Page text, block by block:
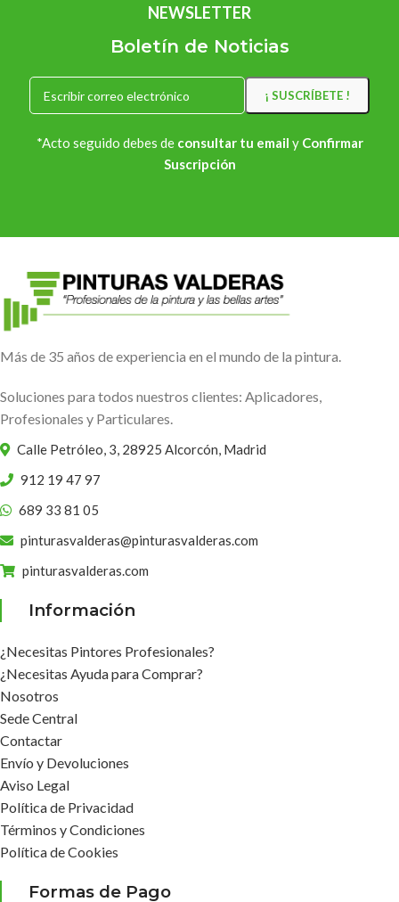
NEWSLETTER
Boletín de Noticias
*Acto seguido debes de consultar tu email y Confirmar
Suscripción
Más de 35 años de experiencia en el mundo de la pintura.
Soluciones para todos nuestros clientes: Aplicadores,
Profesionales y Particulares.
Calle Petróleo, 3, 28925 Alcorcón, Madrid
912 19 47 97
689 33 81 05
pinturasvalderas@pinturasvalderas.com
pinturasvalderas.com
Información
¿Necesitas Pintores Profesionales?
¿Necesitas Ayuda para Comprar?
Nosotros
Sede Central
Contactar
Envío y Devoluciones
Aviso Legal
Política de Privacidad
Términos y Condiciones
Política de Cookies
Formas de Pago